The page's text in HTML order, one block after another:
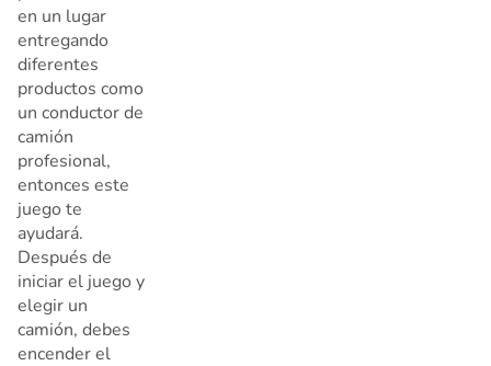
en un lugar
entregando
diferentes
productos como
un conductor de
camión
profesional,
entonces este
juego te
ayudará.
Después de
iniciar el juego y
elegir un
camión, debes
encender el